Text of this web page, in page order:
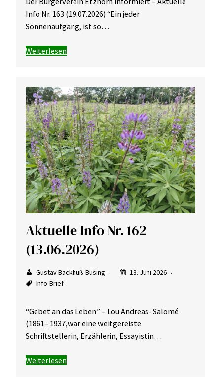
Info Nr. 163 (19.07.2026) “Ein jeder
Sonnenaufgang, ist so…
Weiterlesen
Aktuelle Info Nr. 162
(13.06.2026)
Gustav Backhuß-Büsing
13. Juni 2026
Info-Brief
“Gebet an das Leben” – Lou Andreas- Salomé
(1861– 1937,war eine weitgereiste
Schriftstellerin, Erzählerin, Essayistin…
Weiterlesen